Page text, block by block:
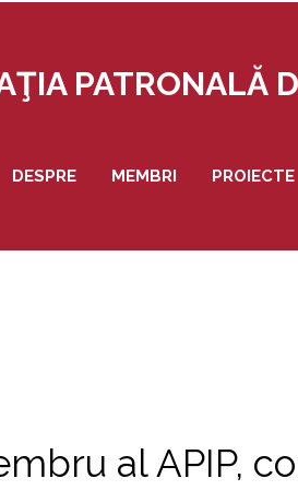
DESPRE MEMBRI PROIECTE
PATRONALĂ
al APIP,